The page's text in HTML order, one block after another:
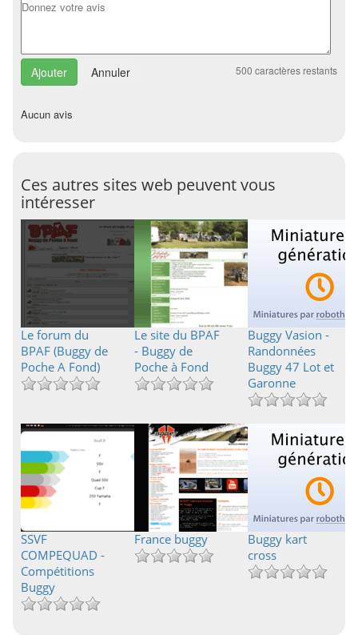
Annuler 500 caractères restants
Aucun avis
Ces autres sites web peuvent vous
intéresser
Le forum du
BPAF (Buggy de
Poche A Fond)
Le site du BPAF
- Buggy de
Poche à Fond
Buggy Vasion -
Randonnées
Buggy 47 Lot et
Garonne
SSVF
COMPEQUAD -
Compétitions
Buggy
France buggy
Buggy kart
cross